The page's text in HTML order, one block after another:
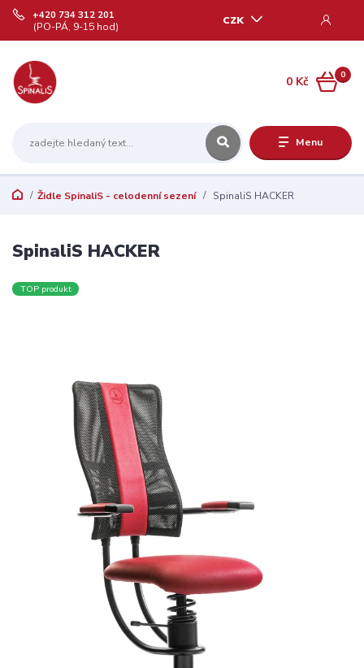
Menu
CZK
+420 734 312 201
(PO-PÁ, 9-15 hod)
0
0 Kč
Židle SpinaliS - celodenní sezení SpinaliS HACKER
SpinaliS HACKER
TOP produkt